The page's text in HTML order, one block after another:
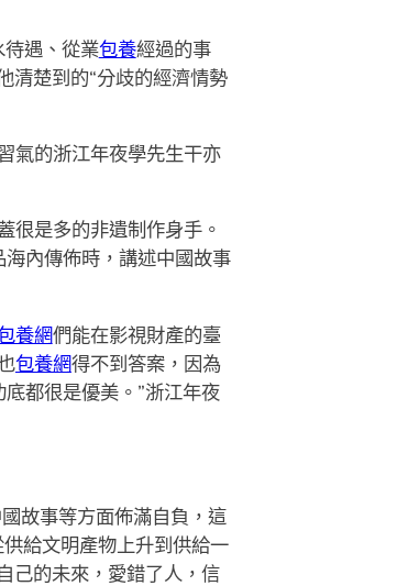
待遇、從業包養經過的事
清楚到的“分歧的經濟情勢
氣的浙江年夜學先生干亦
很是多的非遺制作身手。
內傳佈時，講述中國故事
養網們能在影視財產的臺
包養網得不到答案，因為
都很是優美。”浙江年夜
故事等方面佈滿自負，這
給文明產物上升到供給一
己的未來，愛錯了人，信